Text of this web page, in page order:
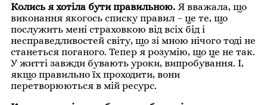
Колись я хотіла бути правильною. Я вважала, що
виконання якогось списку правил – це те, що
послужить мені страховкою від всіх бід і
несправедливостей світу, що зі мною нічого тоді не
станеться поганого. Тепер я розумію, що це не так.
У житті завжди бувають уроки, випробування. І,
якщо правильно їх проходити, вони
перетворюються в мій ресурс.